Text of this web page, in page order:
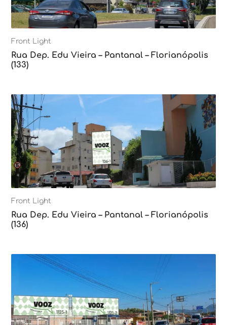
Front Light
Rua Dep. Edu Vieira – Pantanal – Florianópolis
(133)
Front Light
Rua Dep. Edu Vieira – Pantanal – Florianópolis
(136)